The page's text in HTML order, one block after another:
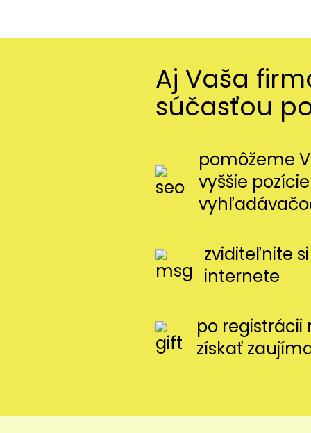
Aj Vaša
súčasťou
pomôžeme
vyššie
zviditeľnite
internete
po
získať